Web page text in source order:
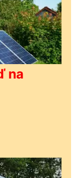
na